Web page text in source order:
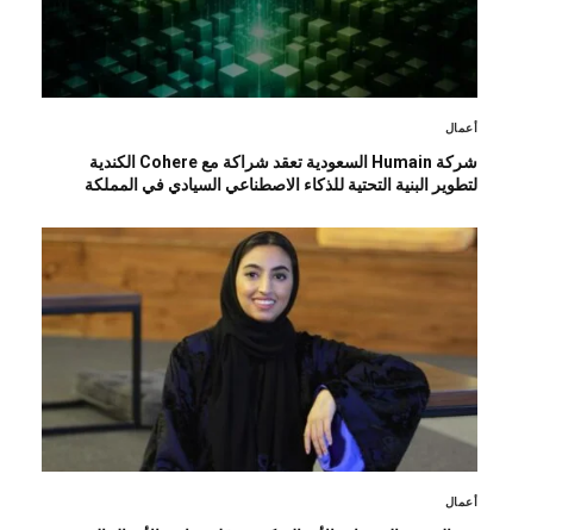
أعمال
شركة Humain السعودية تعقد شراكة مع Cohere الكندية
لتطوير البنية التحتية للذكاء الاصطناعي السيادي في المملكة
أعمال